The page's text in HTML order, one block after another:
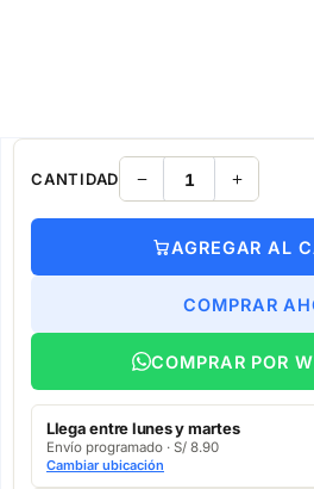
CANTIDAD
AGREGAR AL
COMPRAR
COMPRAR POR
Llega entre lunes y martes
Envío programado · S/ 8.90
Cambiar ubicación